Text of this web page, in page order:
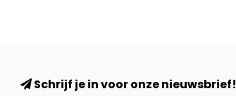
Schrijf je in voor onze nieuwsbrief!